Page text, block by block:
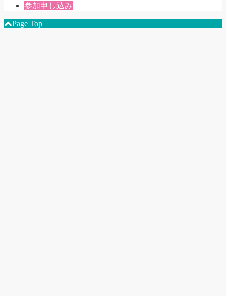
参加申し込み
Page Top